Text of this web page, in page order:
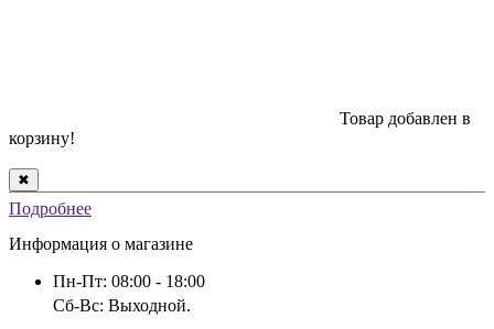
Товар добавлен в
корзину!
✖
Подробнее
Информация о магазине
Пн-Пт: 08:00 - 18:00
Сб-Вс: Выходной.